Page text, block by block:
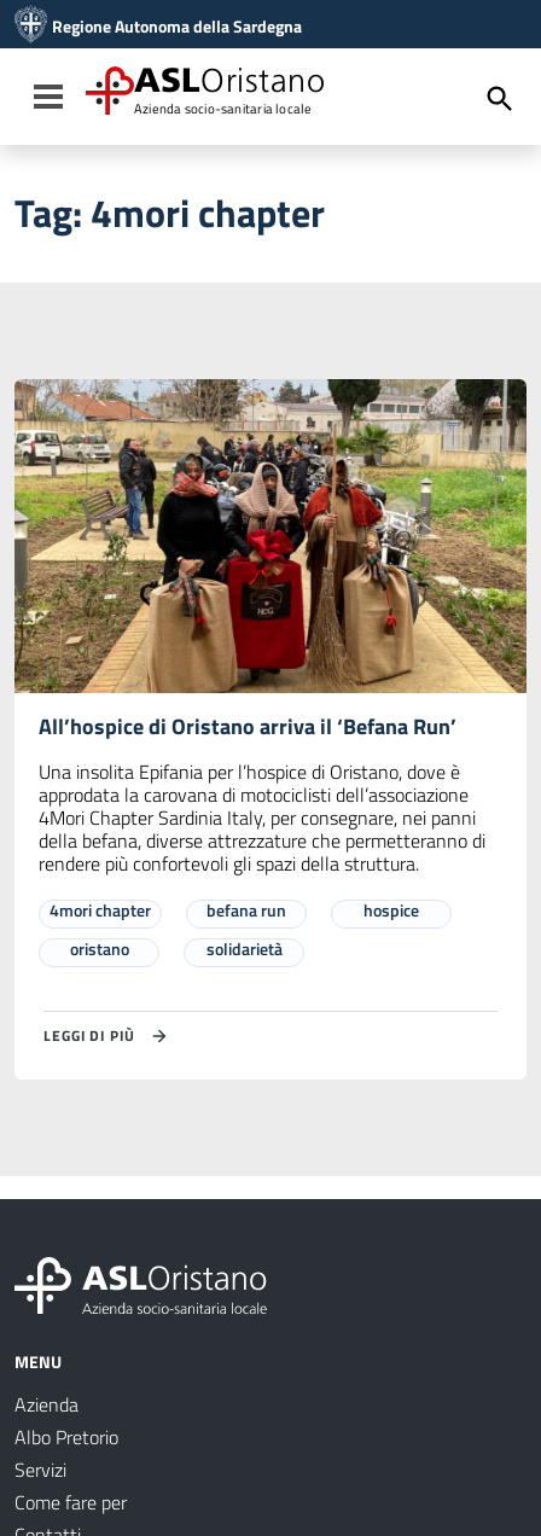
Vai al menu di navigazione
Vai al footer
Regione Autonoma della Sardegna
Toggle navigation
ASLOristano
Azienda socio-sanitaria locale
Tag:4mori chapter
All’hospice di Oristano arriva il ‘Befana Run’
Una insolita Epifania per l’hospice di Oristano, dove è
approdata la carovana di motociclisti dell’associazione
4Mori Chapter Sardinia Italy, per consegnare, nei panni
della befana, diverse attrezzature che permetteranno di
rendere più confortevoli gli spazi della struttura.
4mori chapter befana run
hospice
oristano
solidarietà
LEGGI DI PIÙ
MENU
Azienda
Albo Pretorio
Servizi
Come fare per